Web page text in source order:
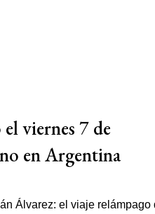
viernes 7 de
en Argentina